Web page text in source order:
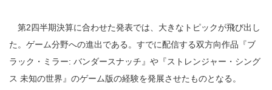
第2四半期決算に合わせた発表では、大きなトピックが飛び出し
た。ゲーム分野への進出である。すでに配信する双方向作品『ブ
ラック・ミラー: バンダースナッチ』や『ストレンジャー・シング
ス 未知の世界』のゲーム版の経験を発展させたものとなる。